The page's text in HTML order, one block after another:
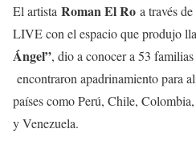
El artista Roman El Ro a través
LIVE con el espacio que produjo
Ángel”, dio a conocer a 53
encontraron apadrinamiento para
países como Perú, Chile,
y Venezuela.